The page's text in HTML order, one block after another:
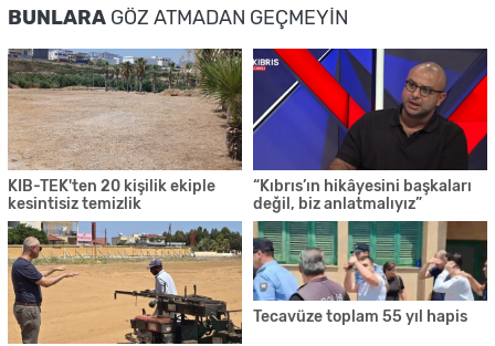
BUNLARA GÖZ ATMADAN GEÇMEYIN
KIB-TEK'ten 20 kişilik ekiple
kesintisiz temizlik
“Kıbrıs’ın hikâyesini başkaları
değil, biz anlatmalıyız”
Tecavüze toplam 55 yıl hapis